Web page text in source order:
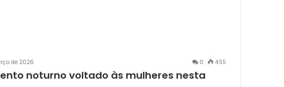
de 2026 0 455
noturno voltado às mulheres nesta